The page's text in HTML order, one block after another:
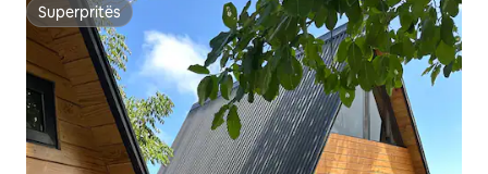
Superpritës
Superpritës